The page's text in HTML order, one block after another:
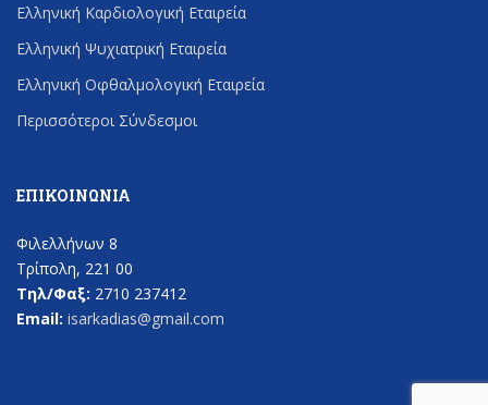
Ελληνική Καρδιολογική Εταιρεία
Ελληνική Ψυχιατρική Εταιρεία
Ελληνική Οφθαλμολογική Εταιρεία
Περισσότεροι Σύνδεσμοι
ΕΠΙΚΟΙΝΩΝΊΑ
Φιλελλήνων 8
Τρίπολη, 221 00
Τηλ/Φαξ: 2710 237412
Email: isarkadias@gmail.com